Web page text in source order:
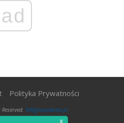
ad
Polityka Prywatności
300gospodarka.pl
x